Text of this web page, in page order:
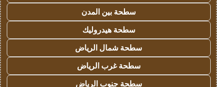
سطحة بين المدن
سطحة هيدروليك
سطحة شمال الرياض
سطحة غرب الرياض
سطحة جنوب الرياض